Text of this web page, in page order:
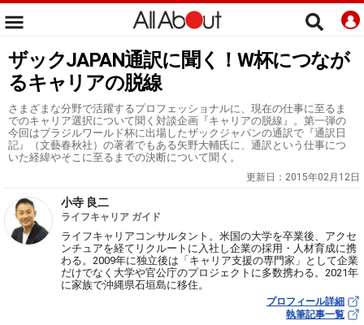
ザックJAPAN通訳に聞く！W杯につなが
るキャリアの脱線
さまざまな分野で活躍するプロフェッショナルに、現在の仕事に至るま
でのキャリア選択について聞く対談企画『キャリアの脱線』。第一弾の
今回はブラジルワールド杯に出場したザックジャパンの通訳で『通訳日
記』（文藝春秋社）の著者でもある矢野大輔氏に、通訳という仕事につ
いた経緯やそこに至るまでの決断について聞く。
更新日： 2015年02月12日
小寺 良二
ライフキャリア ガイド
ライフキャリアコンサルタント。米国の大学を卒業後、アクセ
ンチュアを経てリクルートに入社し企業の採用・人材育成に携
わる。2009年に独立後は「キャリア支援の専門家」として企業
だけでなく大学や官公庁のプロジェクトに多数携わる。2021年
に家族で沖縄県石垣島に移住。
プロフィール詳細
執筆記事一覧